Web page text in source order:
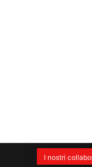
I nostri